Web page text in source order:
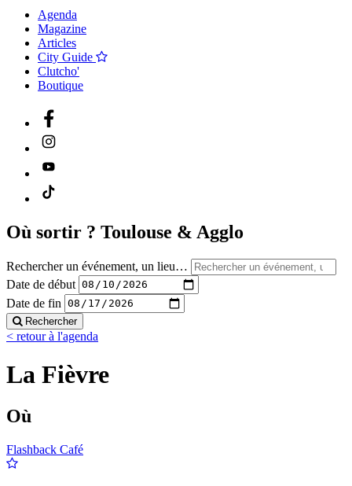
Agenda
Magazine
Articles
City Guide
Clutcho'
Boutique
Où sortir ? Toulouse & Agglo
Rechercher un événement, un lieu…
Date de début
Date de fin
Rechercher
< retour à l'agenda
La Fièvre
Où
Flashback Café